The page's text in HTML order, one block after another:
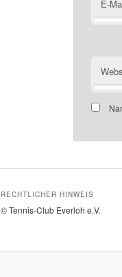
E-
RECHTLICHER HINWEIS
© Tennis-Club Everloh e.V.